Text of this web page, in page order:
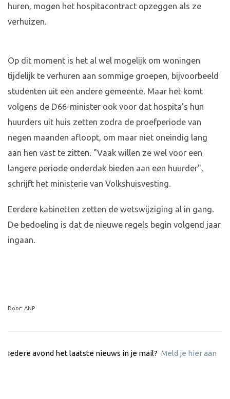
huren, mogen het hospitacontract opzeggen als ze
verhuizen.
Op dit moment is het al wel mogelijk om woningen
tijdelijk te verhuren aan sommige groepen, bijvoorbeeld
studenten uit een andere gemeente. Maar het komt
volgens de D66-minister ook voor dat hospita's hun
huurders uit huis zetten zodra de proefperiode van
negen maanden afloopt, om maar niet oneindig lang
aan hen vast te zitten. "Vaak willen ze wel voor een
langere periode onderdak bieden aan een huurder",
schrijft het ministerie van Volkshuisvesting.
Eerdere kabinetten zetten de wetswijziging al in gang.
De bedoeling is dat de nieuwe regels begin volgend jaar
ingaan.
Door: ANP
Iedere avond het laatste nieuws in je mail? Meld je hier aan